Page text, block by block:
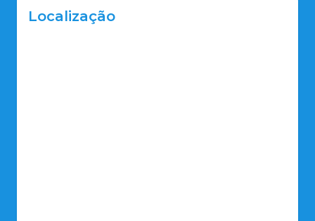
Localização